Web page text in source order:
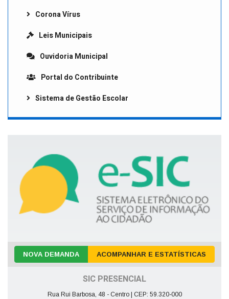
Corona Vírus
Leis Municipais
Ouvidoria Municipal
Portal do Contribuinte
Sistema de Gestão Escolar
NOVA DEMANDA ACOMPANHAR E ESTATÍSTICAS
SIC PRESENCIAL
Rua Rui Barbosa, 48 - Centro | CEP: 59.320-000